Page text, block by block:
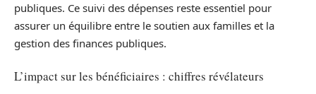
publiques. Ce suivi des dépenses reste essentiel pour
assurer un équilibre entre le soutien aux familles et la
gestion des finances publiques.
L’impact sur les bénéficiaires : chiffres révélateurs